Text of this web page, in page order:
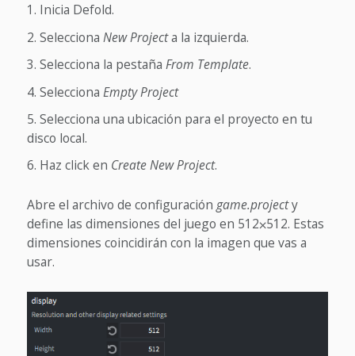
Inicia Defold.
Selecciona New Projecta la izquierda.
Selecciona la pestaña From Template.
Selecciona Empty Project
Selecciona una ubicación para el proyecto en tu
disco local.
Haz click en Create New Project.
Abre el archivo de configuración game.projecty
define las dimensiones del juego en 512⨉512. Estas
dimensiones coincidirán con la imagen que vas a
usar.